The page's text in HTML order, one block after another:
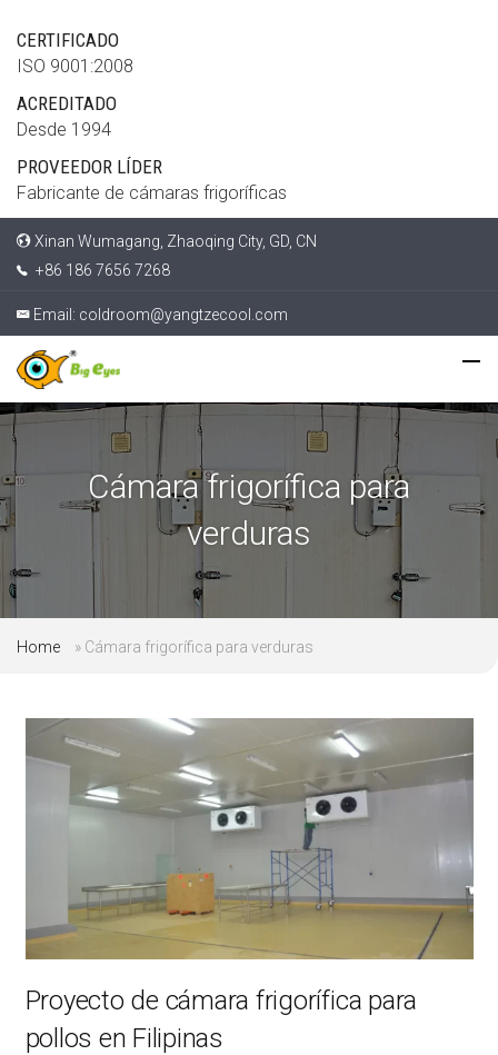
CERTIFICADO
ISO 9001:2008
ACREDITADO
Desde 1994
PROVEEDOR LÍDER
Fabricante de cámaras frigoríficas
Xinan Wumagang, Zhaoqing City, GD, CN
+86 186 7656 7268
Email: coldroom@yangtzecool.com
Cámara frigorífica para
verduras
Home » Cámara frigorífica para verduras
Proyecto de cámara frigorífica para
pollos en Filipinas